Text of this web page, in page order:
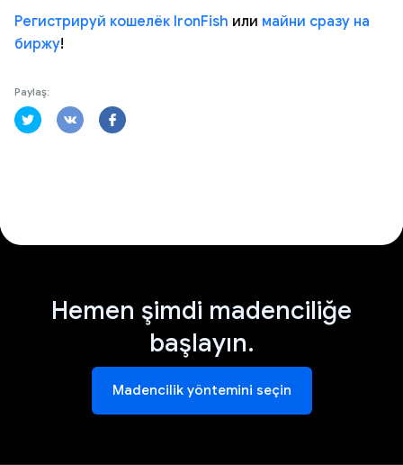
Регистрируй кошелёк IronFish или майни сразу на
биржу!
Paylaş:
Hemen şimdi madenciliğe
başlayın.
Madencilik yöntemini seçin